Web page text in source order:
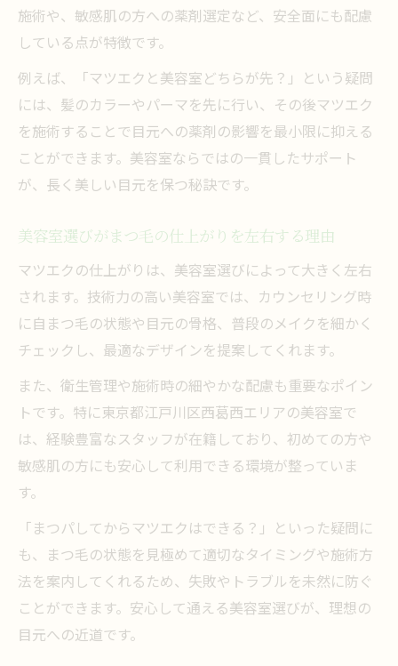
美容室のマツエクとヘアカラーの最適な順
番とは
美容室での同日施術の注意点とポイント
美容室ならではの同時施術メリットを解説
まつ毛パーマからマツエクへ切り替える際の注
意点
美容室でまつ毛パーマ後にマツエクへ移行
美容室の専門知識で安全にマツエクへ切り
替え
美容室なら安心なまつ毛のダメージケア方
法
美容室で教わるパーマからマツエクの最適
時期
美容室で自まつ毛を守る施術アドバイス
自分らしい目元を実現する美容室のマツエク選
び方
ぶ方法
美容室スタッフと理想の目元を相談するポ
イント
美容室の提案で似合うマツエクを見つける
コツ
施術や、敏感肌の方への薬剤選定など、安全面にも配慮
している点が特徴です。
例えば、「マツエクと美容室どちらが先？」という疑問
には、髪のカラーやパーマを先に行い、その後マツエク
を施術することで目元への薬剤の影響を最小限に抑える
ことができます。美容室ならではの一貫したサポート
が、長く美しい目元を保つ秘訣です。
美容室選びがまつ毛の仕上がりを左右する理由
マツエクの仕上がりは、美容室選びによって大きく左右
されます。技術力の高い美容室では、カウンセリング時
に自まつ毛の状態や目元の骨格、普段のメイクを細かく
チェックし、最適なデザインを提案してくれます。
また、衛生管理や施術時の細やかな配慮も重要なポイン
トです。特に東京都江戸川区西葛西エリアの美容室で
は、経験豊富なスタッフが在籍しており、初めての方や
敏感肌の方にも安心して利用できる環境が整っていま
す。
「まつパしてからマツエクはできる？」といった疑問に
も、まつ毛の状態を見極めて適切なタイミングや施術方
法を案内してくれるため、失敗やトラブルを未然に防ぐ
ことができます。安心して通える美容室選びが、理想の
目元への近道です。